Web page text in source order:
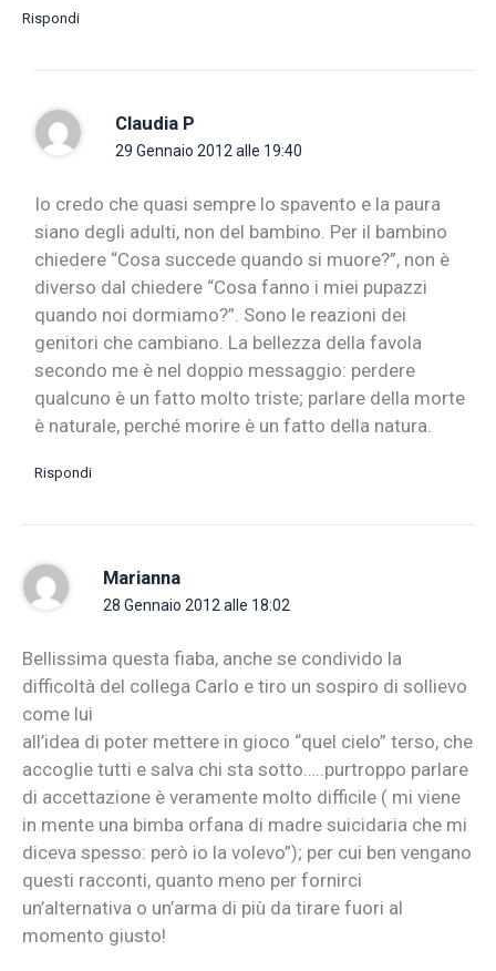
Rispondi
Claudia P
29 Gennaio 2012 alle 19:40
Io credo che quasi sempre lo spavento e la paura
siano degli adulti, non del bambino. Per il bambino
chiedere “Cosa succede quando si muore?”, non è
diverso dal chiedere “Cosa fanno i miei pupazzi
quando noi dormiamo?”. Sono le reazioni dei
genitori che cambiano. La bellezza della favola
secondo me è nel doppio messaggio: perdere
qualcuno è un fatto molto triste; parlare della morte
è naturale, perché morire è un fatto della natura.
Rispondi
Marianna
28 Gennaio 2012 alle 18:02
Bellissima questa fiaba, anche se condivido la
difficoltà del collega Carlo e tiro un sospiro di sollievo
come lui
all’idea di poter mettere in gioco “quel cielo” terso, che
accoglie tutti e salva chi sta sotto…..purtroppo parlare
di accettazione è veramente molto difficile ( mi viene
in mente una bimba orfana di madre suicidaria che mi
diceva spesso: però io la volevo”); per cui ben vengano
questi racconti, quanto meno per fornirci
un’alternativa o un’arma di più da tirare fuori al
momento giusto!